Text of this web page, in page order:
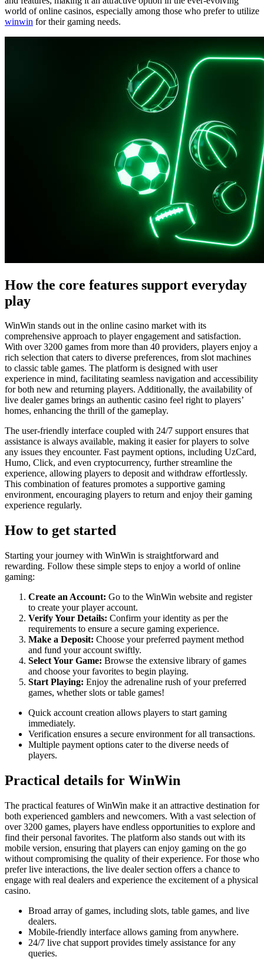
world of online casinos, especially among those who prefer to utilize
winwin for their gaming needs.
How the core features support everyday
play
WinWin stands out in the online casino market with its
comprehensive approach to player engagement and satisfaction.
With over 3200 games from more than 40 providers, players enjoy a
rich selection that caters to diverse preferences, from slot machines
to classic table games. The platform is designed with user
experience in mind, facilitating seamless navigation and accessibility
for both new and returning players. Additionally, the availability of
live dealer games brings an authentic casino feel right to players’
homes, enhancing the thrill of the gameplay.
The user-friendly interface coupled with 24/7 support ensures that
assistance is always available, making it easier for players to solve
any issues they encounter. Fast payment options, including UzCard,
Humo, Click, and even cryptocurrency, further streamline the
experience, allowing players to deposit and withdraw effortlessly.
This combination of features promotes a supportive gaming
environment, encouraging players to return and enjoy their gaming
experience regularly.
How to get started
Starting your journey with WinWin is straightforward and
rewarding. Follow these simple steps to enjoy a world of online
gaming:
Create an Account: Go to the WinWin website and register
to create your player account.
Verify Your Details: Confirm your identity as per the
requirements to ensure a secure gaming experience.
Make a Deposit: Choose your preferred payment method
and fund your account swiftly.
Select Your Game: Browse the extensive library of games
and choose your favorites to begin playing.
Start Playing: Enjoy the adrenaline rush of your preferred
games, whether slots or table games!
Quick account creation allows players to start gaming
immediately.
Verification ensures a secure environment for all transactions.
Multiple payment options cater to the diverse needs of
players.
Practical details for WinWin
The practical features of WinWin make it an attractive destination for
both experienced gamblers and newcomers. With a vast selection of
over 3200 games, players have endless opportunities to explore and
find their personal favorites. The platform also stands out with its
mobile version, ensuring that players can enjoy gaming on the go
without compromising the quality of their experience. For those who
prefer live interactions, the live dealer section offers a chance to
engage with real dealers and experience the excitement of a physical
casino.
Broad array of games, including slots, table games, and live
dealers.
Mobile-friendly interface allows gaming from anywhere.
24/7 live chat support provides timely assistance for any
queries.